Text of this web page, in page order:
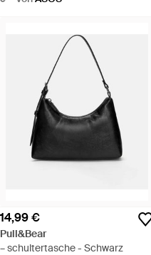
14,99 €
Pull&Bear
– schultertasche - Schwarz